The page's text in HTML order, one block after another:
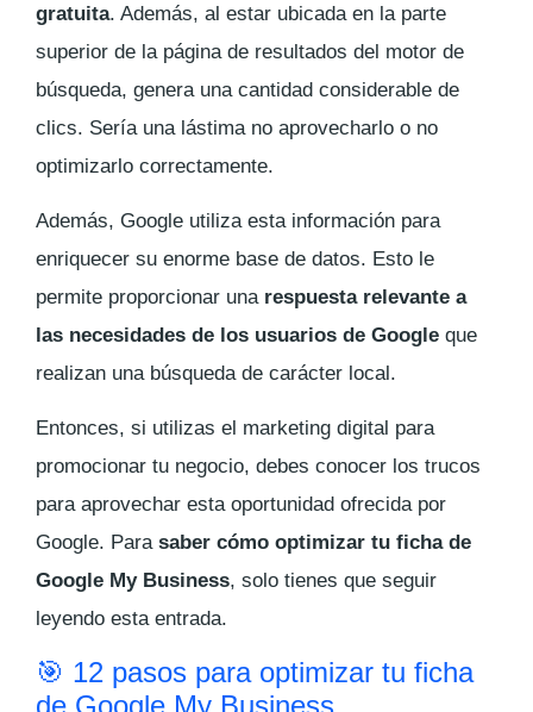
gratuita. Además, al estar ubicada en la parte
superior de la página de resultados del motor de
búsqueda, genera una cantidad considerable de
clics. Sería una lástima no aprovecharlo o no
optimizarlo correctamente.
Además, Google utiliza esta información para
enriquecer su enorme base de datos. Esto le
permite proporcionar una respuesta relevante a
las necesidades de los usuarios de Google que
realizan una búsqueda de carácter local.
Entonces, si utilizas el marketing digital para
promocionar tu negocio, debes conocer los trucos
para aprovechar esta oportunidad ofrecida por
Google. Para saber cómo optimizar tu ficha de
Google My Business, solo tienes que seguir
leyendo esta entrada.
🎯 12 pasos para optimizar tu ficha
de Google My Business